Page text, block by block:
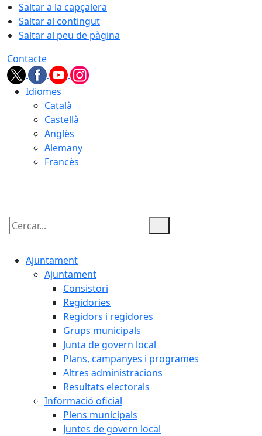
Saltar a la capçalera
Saltar al contingut
Saltar al peu de pàgina
Contacte
Idiomes
Català
Castellà
Anglès
Alemany
Francès
Cercar:
Ajuntament
Ajuntament
Consistori
Regidories
Regidors i regidores
Grups municipals
Junta de govern local
Plans, campanyes i programes
Altres administracions
Resultats electorals
Informació oficial
Plens municipals
Juntes de govern local